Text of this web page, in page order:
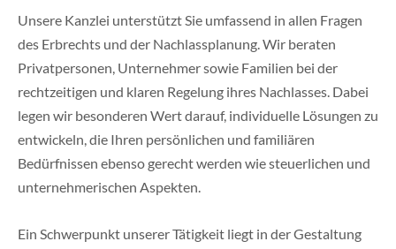
Unsere Kanzlei unterstützt Sie umfassend in allen Fragen
des Erbrechts und der Nachlassplanung. Wir beraten
Privatpersonen, Unternehmer sowie Familien bei der
rechtzeitigen und klaren Regelung ihres Nachlasses. Dabei
legen wir besonderen Wert darauf, individuelle Lösungen zu
entwickeln, die Ihren persönlichen und familiären
Bedürfnissen ebenso gerecht werden wie steuerlichen und
unternehmerischen Aspekten.
Ein Schwerpunkt unserer Tätigkeit liegt in der Gestaltung